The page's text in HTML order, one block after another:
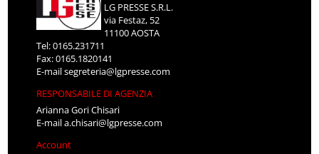
LG PRESSE S.R.L.
via Festaz, 52
11100 AOSTA
Tel: 0165.231711
Fax: 0165.1820141
E-mailsegreteria@lgpresse.com
RESPONSABILE DI AGENZIA
Arianna Gori Chisari
E-maila.chisari@lgpresse.com
Account